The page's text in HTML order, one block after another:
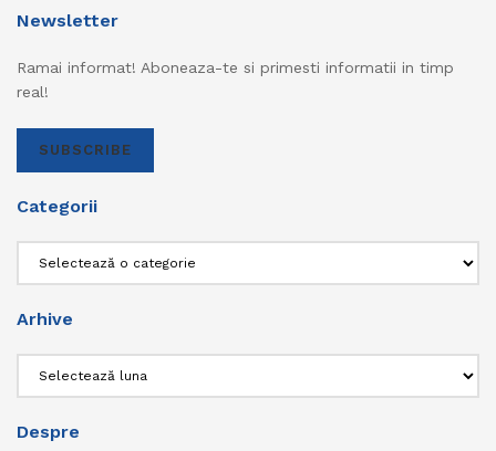
Newsletter
Ramai informat! Aboneaza-te si primesti informatii in timp
real!
SUBSCRIBE
Categorii
Arhive
Despre